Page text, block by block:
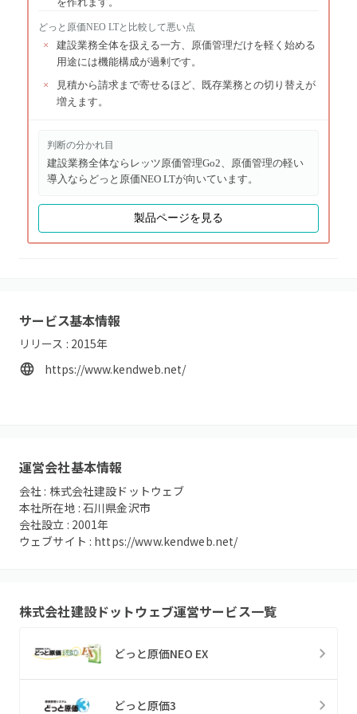
どっと原価NEO LTと比較して悪い点
×
建設業務全体を扱える一方、原価管理だけを軽く始める
用途には機能構成が過剰です。
×
見積から請求まで寄せるほど、既存業務との切り替えが
増えます。
判断の分かれ目
建設業務全体ならレッツ原価管理Go2、原価管理の軽い
導入ならどっと原価NEO LTが向いています。
製品ページを見る
サービス基本情報
リリース : 2015年
https://www.kendweb.net/
運営会社基本情報
会社 : 株式会社建設ドットウェブ
本社所在地 :石川県金沢市
会社設立 : 2001年
ウェブサイト : https://www.kendweb.net/
株式会社建設ドットウェブ運営サービス一覧
どっと原価NEO EX
どっと原価3